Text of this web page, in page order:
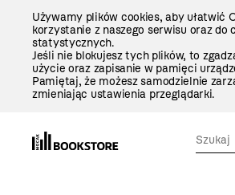
Używamy plików cookies, aby ułatwić
korzystanie z naszego serwisu oraz do
statystycznych.
Jeśli nie blokujesz tych plików, to
użycie oraz zapisanie w pamięci
Pamiętaj, że możesz samodzielnie
zmieniając ustawienia przeglądarki.